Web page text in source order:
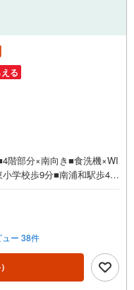
る
階部分×南向き■食洗機×WI
学校歩9分■南浦和駅歩4分
ちらの時間帯はお電話で
内できますぜひお気軽に
ソリューションズグルー
〔一例〕東宝ハウス浦
引下げプラン⇒住宅ローン
》と某信用金庫金利1.275％
ー 38件